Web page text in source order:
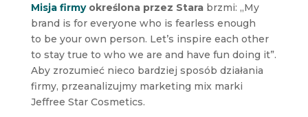
Misja firmyokreślona przez Starabrzmi: „My
brand is for everyone who is fearless enough
to be your own person. Let’s inspire each other
to stay true to who we are and have fun doing it”.
Aby zrozumieć nieco bardziej sposób działania
firmy, przeanalizujmy marketing mix marki
Jeffree Star Cosmetics.